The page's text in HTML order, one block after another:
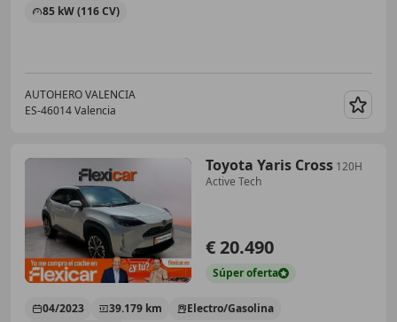
85 kW (116 CV)
AUTOHERO VALENCIA
ES-46014 Valencia
Toyota Yaris Cross 120H
Active Tech
€ 20.490
Súperoferta
04/2023 39.179 km Electro/Gasolina